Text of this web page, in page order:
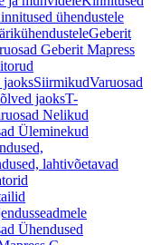
ühendustele
Geberit
Geberit Mapress
jaoksSiirmikudVaruosad
jaoksT-
Nelikud
Üleminekud
lahtivõetavad
Ühendused